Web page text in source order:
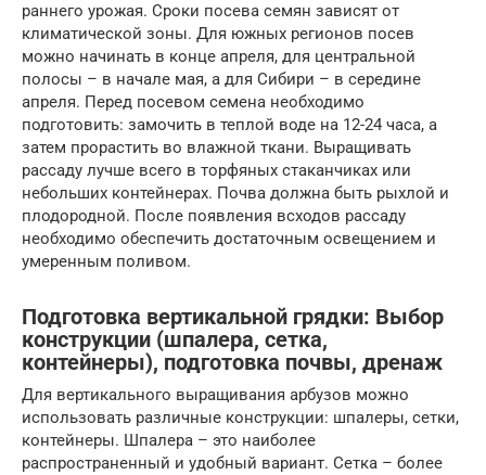
раннего урожая. Сроки посева семян зависят от
климатической зоны. Для южных регионов посев
можно начинать в конце апреля, для центральной
полосы – в начале мая, а для Сибири – в середине
апреля. Перед посевом семена необходимо
подготовить: замочить в теплой воде на 12-24 часа, а
затем прорастить во влажной ткани. Выращивать
рассаду лучше всего в торфяных стаканчиках или
небольших контейнерах. Почва должна быть рыхлой и
плодородной. После появления всходов рассаду
необходимо обеспечить достаточным освещением и
умеренным поливом.
Подготовка вертикальной грядки: Выбор
конструкции (шпалера, сетка,
контейнеры), подготовка почвы, дренаж
Для вертикального выращивания арбузов можно
использовать различные конструкции: шпалеры, сетки,
контейнеры. Шпалера – это наиболее
распространенный и удобный вариант. Сетка – более